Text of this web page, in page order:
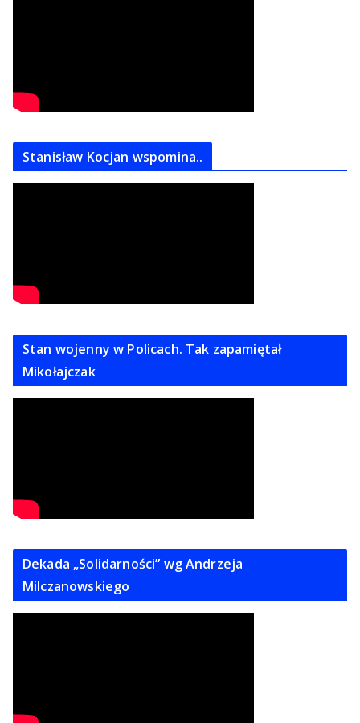
Stanisław Kocjan wspomina..
Stan wojenny w Policach. Tak zapamiętał
Mikołajczak
Dekada „Solidarności” wg Andrzeja
Milczanowskiego